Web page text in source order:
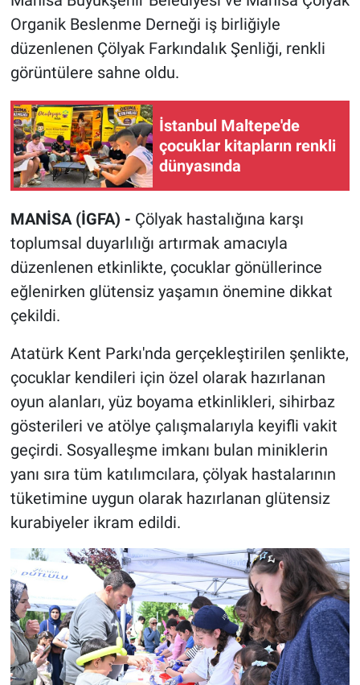
Organik Beslenme Derneği iş birliğiyle
düzenlenen Çölyak Farkındalık Şenliği, renkli
görüntülere sahne oldu.
İstanbul Maltepe'de
çocuklar kitapların renkli
dünyasında
MANİSA (İGFA) - Çölyak hastalığına karşı
toplumsal duyarlılığı artırmak amacıyla
düzenlenen etkinlikte, çocuklar gönüllerince
eğlenirken glütensiz yaşamın önemine dikkat
çekildi.
Atatürk Kent Parkı'nda gerçekleştirilen şenlikte,
çocuklar kendileri için özel olarak hazırlanan
oyun alanları, yüz boyama etkinlikleri, sihirbaz
gösterileri ve atölye çalışmalarıyla keyifli vakit
geçirdi. Sosyalleşme imkanı bulan miniklerin
yanı sıra tüm katılımcılara, çölyak hastalarının
tüketimine uygun olarak hazırlanan glütensiz
kurabiyeler ikram edildi.